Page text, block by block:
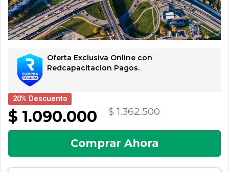
Oferta Exclusiva Online con
Redcapacitacion Pagos.
20% Descuento
$ 1.090.000 $ 1.362.500
Comprar Ahora